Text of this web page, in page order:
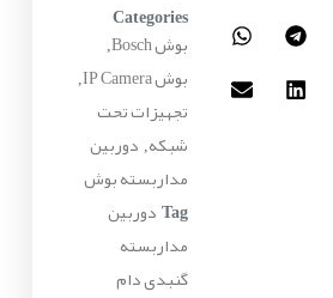
Categories
بوش Bosch ,
بوش IP Camera ,
تجهیزات تحت
شبکه, دوربین
مداربسته بوش
Tag دوربین
مداربسته
گنبدی دام